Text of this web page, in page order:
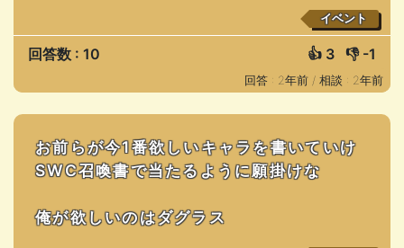
イベント
回答数 : 10 👍 3 👎 -1
回答 : 2年前 / 相談 : 2年前
お前らが今1番欲しいキャラを書いていけ
SWC召喚書で当たるように願掛けな
俺が欲しいのはダグラス